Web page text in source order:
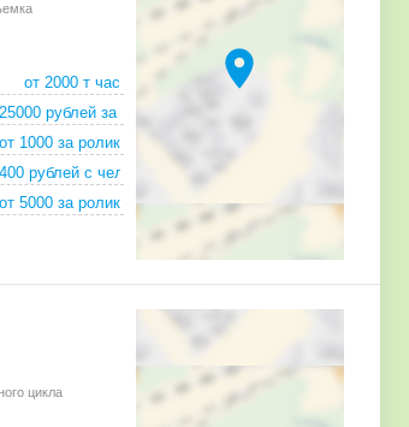
от 2000 т час
рублей за д
от 1000 за ролик
рублей с чело
от 5000 за ролик
location_on
цикла